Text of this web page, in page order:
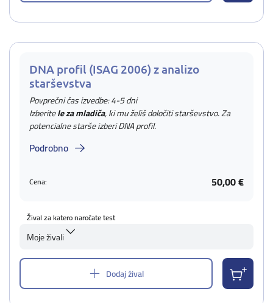
DNA profil (ISAG 2006) z analizo
starševstva
Povprečni čas izvedbe: 4-5 dni
Izberitele za mladiča, ki mu želiš določiti starševstvo. Za
potencialne starše izberi DNA profil.
Podrobno
Cena: 50,00 €
Žival za katero naročate test
Moje živali
Dodaj žival